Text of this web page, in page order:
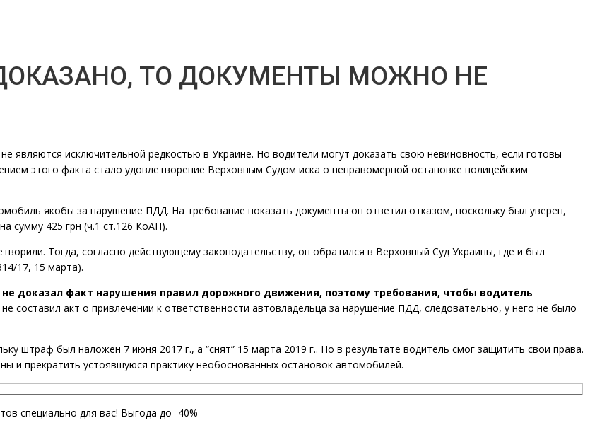
ТО ДОКУМЕНТЫ МОЖНО НЕ
являются исключительной редкостью в Украине. Но водители могут доказать свою невиновность, если готовы
этого факта стало удовлетворение Верховным Судом иска о неправомерной остановке полицейским
якобы за нарушение ПДД. На требование показать документы он ответил отказом, поскольку был уверен,
сумму 425 грн (ч.1 ст.126 КоАП).
Тогда, согласно действующему законодательству, он обратился в Верховный Суд Украины, где и был
17, 15 марта).
доказал факт нарушения правил дорожного движения, поэтому требования, чтобы водитель
составил акт о привлечении к ответственности автовладельца за нарушение ПДД, следовательно, у него не было
штраф был наложен 7 июня 2017 г., а “снят” 15 марта 2019 г.. Но в результате водитель смог защитить свои права.
и прекратить устоявшуюся практику необоснованных остановок автомобилей.
специально для вас! Выгода до -40%